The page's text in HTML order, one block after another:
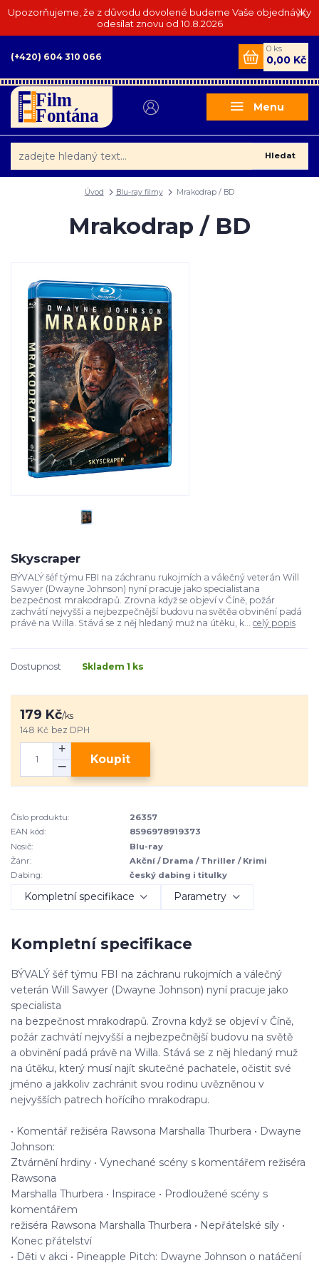
Upozorňujeme, že z důvodu dovolené budeme Vaše objednávky
odesílat znovu od 10.8.2026
Menu
Hledat
(+420) 604 310 066
0 ks
0,00 Kč
Úvod Blu-ray filmy Mrakodrap / BD
Mrakodrap / BD
Skyscraper
BÝVALÝ šéf týmu FBI na záchranu rukojmích a válečný veterán Will
Sawyer (Dwayne Johnson) nyní pracuje jako specialistana
bezpečnost mrakodrapů. Zrovna když se objeví v Číně, požár
zachvátí nejvyšší a nejbezpečnější budovu na světěa obvinění padá
právě na Willa. Stává se z něj hledaný muž na útěku, k... celý popis
Dostupnost Skladem 1 ks
179 Kč/ks
148 Kč bez DPH
Koupit
Číslo produktu:
26357
EAN kód:
8596978919373
Nosič:
Blu-ray
Žánr:
Akční / Drama / Thriller / Krimi
Dabing:
český dabing i titulky
Kompletní specifikace Parametry
Kompletní specifikace
BÝVALÝ šéf týmu FBI na záchranu rukojmích a válečný
veterán Will Sawyer (Dwayne Johnson) nyní pracuje jako
specialista
na bezpečnost mrakodrapů. Zrovna když se objeví v Číně,
požár zachvátí nejvyšší a nejbezpečnější budovu na světě
a obvinění padá právě na Willa. Stává se z něj hledaný muž
na útěku, který musí najít skutečné pachatele, očistit své
jméno a jakkoliv zachránit svou rodinu uvězněnou v
nejvyšších patrech hořícího mrakodrapu.
• Komentář režiséra Rawsona Marshalla Thurbera • Dwayne
Johnson:
Ztvárnění hrdiny • Vynechané scény s komentářem režiséra
Rawsona
Marshalla Thurbera • Inspirace • Prodloužené scény s
komentářem
režiséra Rawsona Marshalla Thurbera • Nepřátelské síly •
Konec přátelství
• Děti v akci • Pineapple Pitch: Dwayne Johnson o natáčení